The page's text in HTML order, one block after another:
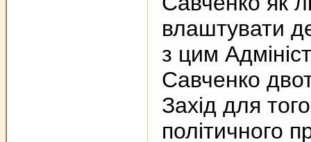
влаштувати
з цим
Савченко
Захід для
політичного